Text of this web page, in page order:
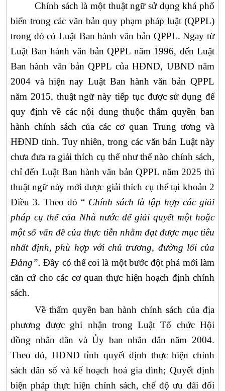
Chính sách là một thuật ngữ sử dụng khá phổ
biến trong các văn bản quy phạm pháp luật (QPPL)
trong đó có Luật Ban hành văn bản QPPL. Ngay từ
Luật Ban hành văn bản QPPL năm 1996, đến Luật
Ban hành văn bản QPPL của HĐND, UBND năm
2004 và hiện nay Luật Ban hành văn bản QPPL
năm 2015, thuật ngữ này tiếp tục được sử dụng để
quy định về các nội dung thuộc thẩm quyền ban
hành chính sách của các cơ quan Trung ương và
HĐND tỉnh. Tuy nhiên, trong các văn bản Luật này
chưa đưa ra giải thích cụ thể như thế nào chính sách,
chỉ đến Luật Ban hành văn bản QPPL năm 2025 thì
thuật ngữ này mới được giải thích cụ thể tại khoản 2
Điều 3. Theo đó “ Chính sách là tập hợp các giải
pháp cụ thể của Nhà nước để giải quyết một hoặc
một số vấn đề của thực tiễn nhằm đạt được mục tiêu
nhất định, phù hợp với chủ trương, đường lối của
Đảng”.Đây có thể coi là một bước đột phá mới làm
căn cứ cho các cơ quan thực hiện hoạch định chính
sách.
Về thẩm quyền ban hành chính sách của địa
phương được ghi nhận trong Luật Tổ chức Hội
đồng nhân dân và Ủy ban nhân dân năm 2004.
Theo đó, HĐND tỉnh quyết định thực hiện chính
sách dân số và kế hoạch hoá gia đình; Quyết định
biện pháp thực hiện chính sách, chế độ ưu đãi đối